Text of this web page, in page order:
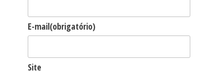
E-mail(obrigatório)
Site